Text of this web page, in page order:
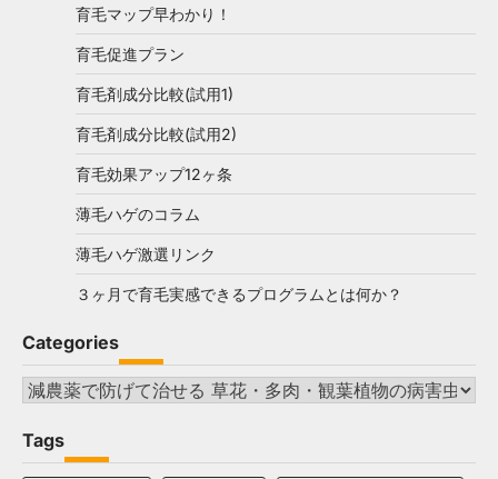
育毛マップ早わかり！
育毛促進プラン
育毛剤成分比較(試用1)
育毛剤成分比較(試用2)
育毛効果アップ12ヶ条
薄毛ハゲのコラム
薄毛ハゲ激選リンク
３ヶ月で育毛実感できるプログラムとは何か？
Categories
Categories
Tags